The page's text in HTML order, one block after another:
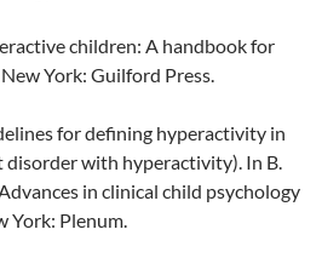
children: A handbook for
York: Guilford Press.
for defining hyperactivity in
with hyperactivity). In B.
in clinical child psychology
York: Plenum.